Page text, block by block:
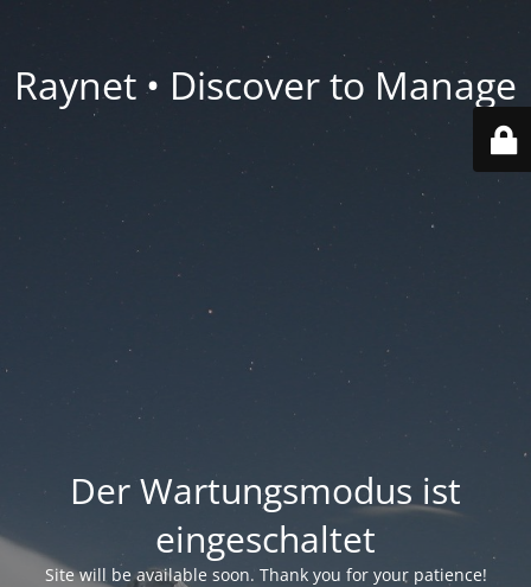
Raynet • Discover to Manage
Der Wartungsmodus ist
eingeschaltet
Site will be available soon. Thank you for your patience!